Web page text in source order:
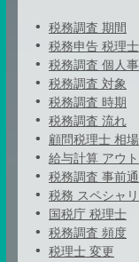
税務調査 期間
税務申告 税理士
税務調査 個人
税務調査 対象
税務調査 時期
税務調査 流れ
顧問税理士 相場
給与計算 アウ
税務調査 事前
税務 スペシャ
国税庁 税理士
税務調査 頻度
税理士 変更